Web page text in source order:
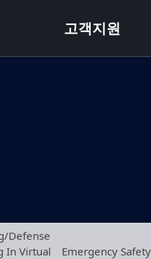
고객지원
Defense
In Virtual
Emergency Safety